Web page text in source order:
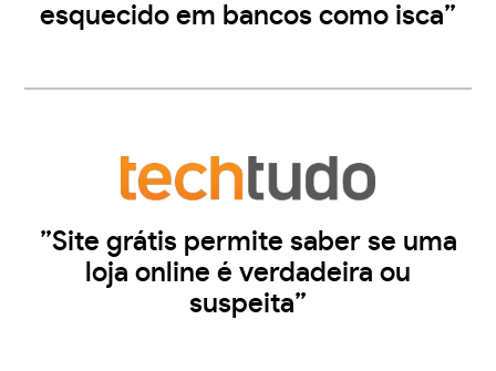
esquecido em bancos como isca”
”Site grátis permite saber se uma
loja online é verdadeira ou
suspeita”